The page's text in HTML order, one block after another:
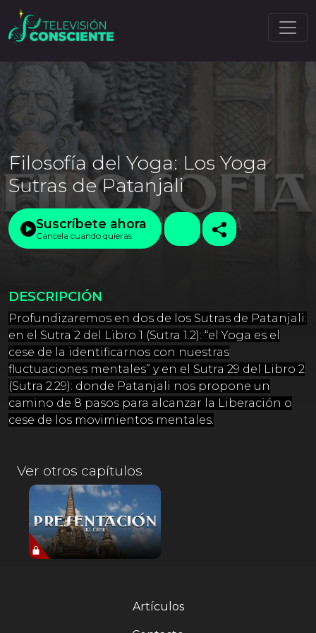
Filosofía del Yoga: Los Yoga
Sutras de Patanjali
Suscríbete ahora
Cancela cuando quieras
DESCRIPCIÓN
Profundizaremos en dos de los Sutras de Patanjali:
en el Sutra 2 del Libro 1 (Sutra 1.2): “el Yoga es el
cese de la identificarnos con nuestras
fluctuaciones mentales” y en el Sutra 29 del Libro 2
(Sutra 2.29): donde Patanjali nos propone un
camino de 8 pasos para alcanzar la Liberación o
cese de los movimientos mentales.
Ver otros capítulos
Artículos